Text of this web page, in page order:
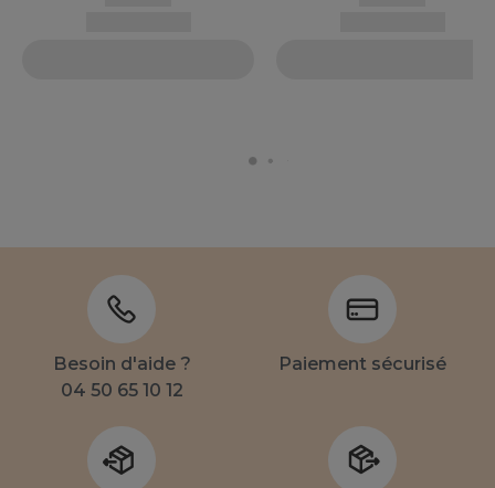
Besoin d'aide ?
04 50 65 10 12
Paiement sécurisé